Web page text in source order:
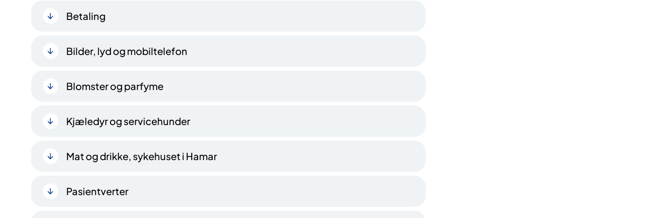
Betaling
Bilder, lyd og mobiltelefon
Blomster og parfyme
Kjæledyr og servicehu​​nder
Mat og drikke, sykehuset i Hamar
Pasientverter